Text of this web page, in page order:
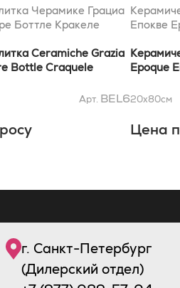
Черамике Грациа
Боттле Кракеле
Ceramiche Grazia
Bottle Craquele
Арт. BEL6
Епокве
Epoque
20x80см
Цена
г. Санкт-Петербург
(Дилерский отдел)